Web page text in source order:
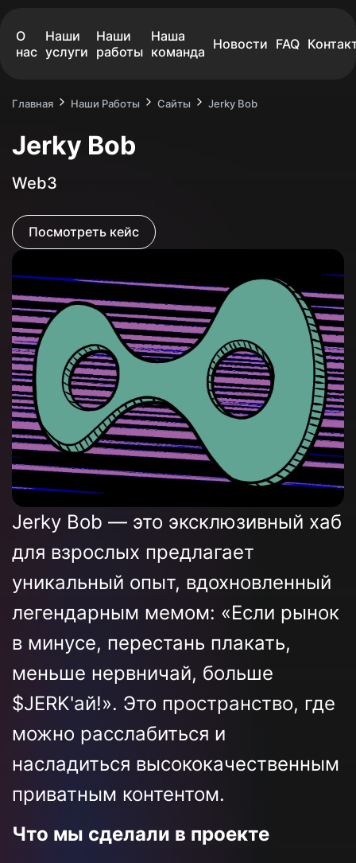
О
нас
Наши
услуги
Наши
работы
Наша
команда Новости FAQ
О НАС
НАШИ УСЛУГИ
НАШИ РАБОТЫ
НАША КОМАНДА
НАША КОМАНДА
НОВОСТИ
НОВОСТИ
FAQ
FAQ
КОНТАКТЫ
КОНТАКТЫ
РАССЧИТАТЬ СТОИМОСТЬ
РАССЧИТАТЬ СТОИМОСТЬ
Главная Наши Работы Сайты Jerky Bob
Jerky Bob
Web3
Посмотреть кейс
Jerky Bob — это эксклюзивный хаб
для взрослых предлагает
уникальный опыт, вдохновленный
легендарным мемом: «Если рынок
в минусе, перестань плакать,
меньше нервничай, больше
$JERK'ай!». Это пространство, где
можно расслабиться и
насладиться высококачественным
приватным контентом.
Что мы сделали в проекте